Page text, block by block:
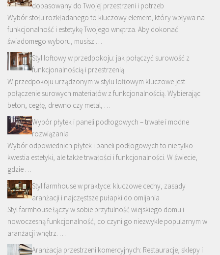
dopasowany do Twojej przestrzeni i potrzeb
Wybór stołu rozkładanego to kluczowy element, który wpływa na
funkcjonalność i estetykę Twojego wnętrza. Aby dokonać
świadomego wyboru, musisz …
Styl loftowy w przedpokoju: jak połączyć surowość z
funkcjonalnością i przestrzenią
W przedpokoju urządzonym w stylu loftowym kluczowe jest
połączenie surowych materiałów z funkcjonalnością. Wybierając
beton, cegłę, drewno czy metal, …
Wybór płytek i paneli podłogowych – trwałe i modne
rozwiązania
Wybór odpowiednich płytek i paneli podłogowych to nie tylko
kwestia estetyki, ale także trwałości i funkcjonalności. W świecie,
gdzie …
Styl farmhouse w praktyce: kluczowe cechy, zasady
aranżacji i najczęstsze pułapki do omijania
Styl farmhouse łączy w sobie przytulność wiejskiego domu i
nowoczesną funkcjonalność, co czyni go niezwykle popularnym w
aranżacji wnętrz. …
Aranżacja przestrzeni komercyjnych: Restauracje, sklepy i